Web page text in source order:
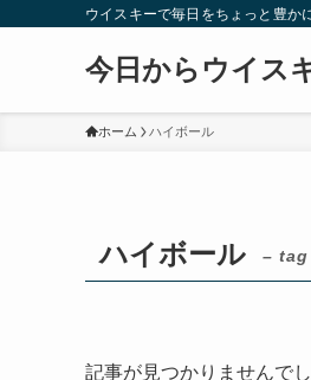
ウイスキーで毎日をちょっと豊か
今日からウイス
ホーム ハイボール
ハイボール – tag
記事が見つかりませんでし